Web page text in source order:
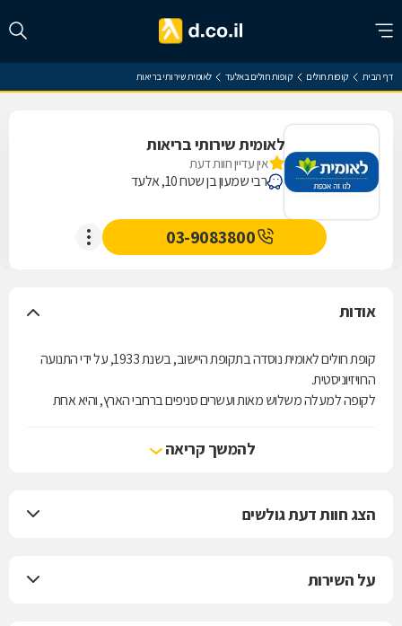
דף הבית קופות חולים קופות חולים באלעד לאומית שירותי בריאות
לאומית שירותי בריאות
אין עדיין חוות דעת
רבי שמעון בן שטח 10, אלעד
03-9083800
אודות
קופת חולים לאומית נוסדה בתקופת היישוב, בשנת 1933, על ידי התנועה
הרוויזיוניסטית.
לקופה למעלה משלוש מאות ועשרים סניפים ברחבי הארץ, והיא אחת
להמשך קריאה
הצג חוות דעת גולשים
על השירות